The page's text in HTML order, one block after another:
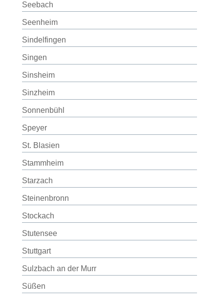
Seebach
Seenheim
Sindelfingen
Singen
Sinsheim
Sinzheim
Sonnenbühl
Speyer
St. Blasien
Stammheim
Starzach
Steinenbronn
Stockach
Stutensee
Stuttgart
Sulzbach an der Murr
Süßen